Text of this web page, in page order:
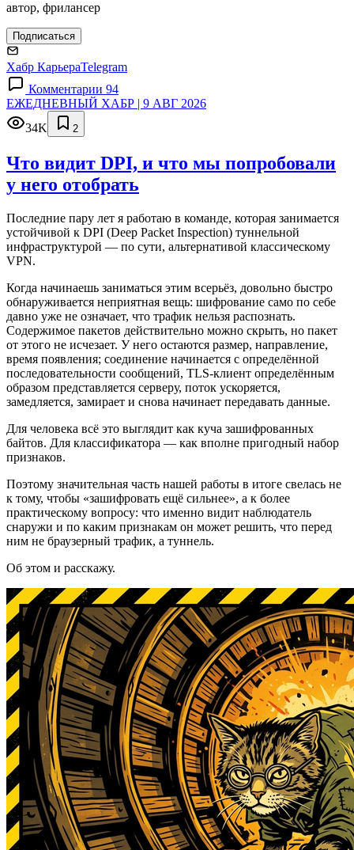
автор, фрилансер
Подписаться
Хабр КарьераTelegram
Комментарии 94
ЕЖЕДНЕВНЫЙ ХАБР | 9 АВГ 2026
34K
2
Что видит DPI, и что мы попробовали
у него отобрать
Последние пару лет я работаю в команде, которая занимается
устойчивой к DPI (Deep Packet Inspection) туннельной
инфраструктурой — по сути, альтернативой классическому
VPN.
Когда начинаешь заниматься этим всерьёз, довольно быстро
обнаруживается неприятная вещь: шифрование само по себе
давно уже не означает, что трафик нельзя распознать.
Содержимое пакетов действительно можно скрыть, но пакет
от этого не исчезает. У него остаются размер, направление,
время появления; соединение начинается с определённой
последовательности сообщений, TLS-клиент определённым
образом представляется серверу, поток ускоряется,
замедляется, замирает и снова начинает передавать данные.
Для человека всё это выглядит как куча зашифрованных
байтов. Для классификатора — как вполне пригодный набор
признаков.
Поэтому значительная часть нашей работы в итоге свелась не
к тому, чтобы «зашифровать ещё сильнее», а к более
практическому вопросу: что именно видит наблюдатель
снаружи и по каким признакам он может решить, что перед
ним не браузерный трафик, а туннель.
Об этом и расскажу.